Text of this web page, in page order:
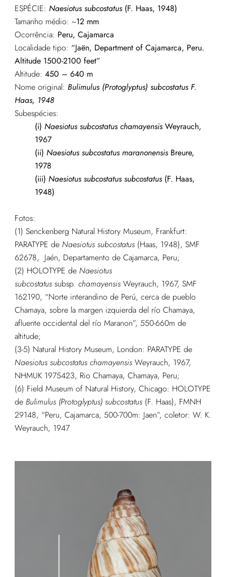
ESPÉCIE: Naesiotus subcostatus(F. Haas, 1948)
Tamanho médio: ~12 mm
Ocorrência: Peru, Cajamarca
Localidade tipo: “Jaën, Department of Cajamarca, Peru.
Altitude 1500-2100 feet”
Altitude: 450 – 640 m
Nome original: Bulimulus (Protoglyptus) subcostatusF.
Haas, 1948
Subespécies:
(i) Naesiotus subcostatus chamayensisWeyrauch,
1967
(ii) Naesiotus subcostatus maranonensisBreure,
1978
(iii) Naesiotus subcostatus subcostatus(F. Haas,
1948)
Fotos:
(1) Senckenberg Natural History Museum, Frankfurt:
PARATYPE de Naesiotus subcostatus(Haas, 1948), SMF
62678, Jaén, Departamento de Cajamarca, Peru;
(2) HOLOTYPE de Naesiotus
subcostatus subsp. chamayensisWeyrauch, 1967, SMF
162190, “Norte interandino de Perú, cerca de pueblo
Chamaya, sobre la margen izquierda del río Chamaya,
afluente occidental del río Maranon”, 550-660m de
altitude;
(3-5) Natural History Museum, London: PARATYPE de
Naesiotus subcostatus chamayensisWeyrauch, 1967,
NHMUK 1975423, Rio Chamaya, Chamaya, Peru;
(6) Field Museum of Natural History, Chicago: HOLOTYPE
de Bulimulus (Protoglyptus) subcostatus(F. Haas), FMNH
29148, “Peru, Cajamarca, 500-700m: Jaen”, coletor: W. K.
Weyrauch, 1947